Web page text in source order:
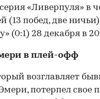
«Ливерпуля» в
(13 побед, две
(0:1) 28 декабря в
в плей-офф
возглавляет
потерпел свое